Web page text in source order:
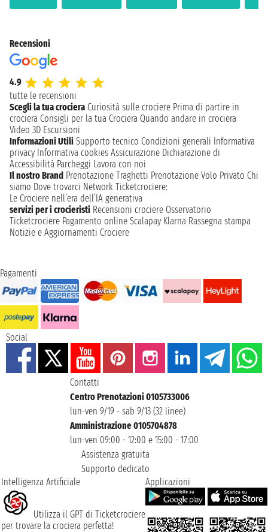
Recensioni
4.9
tutte le recensioni
Scegli la tua crociera Curiosità sulle crociere Prima di partire in
crociera Consigli per la tua Crociera Quando andare in crociera
Video 3D Escursioni
Informazioni Utili Supporto tecnico Condizioni generali Informativa
privacy Informativa cookies Assicurazione Dichiarazione di
Accessibilità Parcheggi Lavora con noi
Il nostro Brand Prenotazione Traghetti Prenotazione Volo Privato Chi
siamo Dove trovarci Network Ticketcrociere:
Le Crociere nell’era dell’IA generativa
servizi per i crocieristi Recensioni crociere Osservatorio
Ticketcrociere Pagamento online Scalapay Klarna Rassegna stampa
Notizie e Aggiornamenti Crociere
Pagamenti
Social
Contatti
Centro Prenotazioni 0105733006
lun-ven 9/19 - sab 9/13 (32 linee)
Amministrazione 0105704878
lun-ven 09:00 - 12:00 e 15:00 - 17:00
Assistenza gratuita
Supporto dedicato
Intelligenza Artificiale
Utilizza il GPT di Ticketcrociere
per trovare la crociera perfetta!
Applicazioni